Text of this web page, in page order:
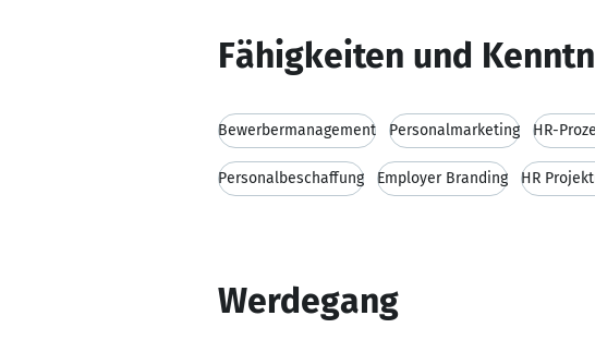
Fähigkeiten und
Bewerbermanagement Personalmarketing HR-
Personalbeschaffung Employer Branding HR
Werdegang